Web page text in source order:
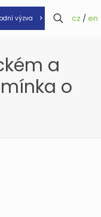
výzva cz / en
a
o